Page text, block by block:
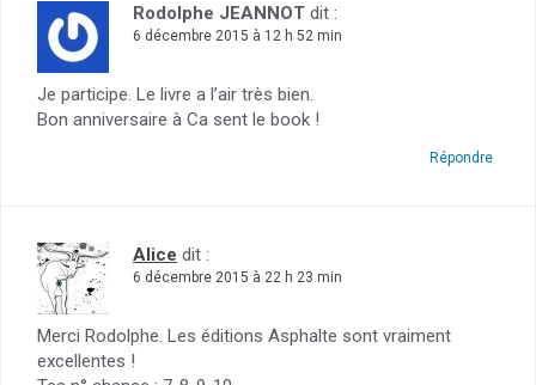
Rodolphe JEANNOT dit :
6 décembre 2015 à 12 h 52 min
Je participe. Le livre a l’air très bien.
Bon anniversaire à Ca sent le book !
Répondre
Alice dit :
6 décembre 2015 à 22 h 23 min
Merci Rodolphe. Les éditions Asphalte sont vraiment
excellentes !